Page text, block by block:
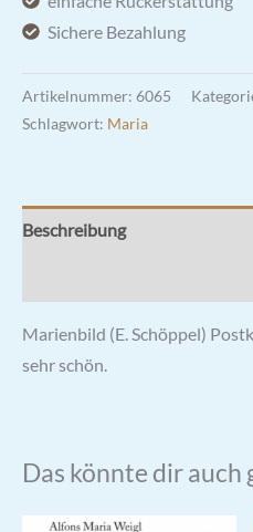
Sichere Bezahlung
Artikelnummer: 6065
Schlagwort: Maria
Beschreibung
Marienbild (E. Schöppel)
sehr schön.
Das könnte dir auch